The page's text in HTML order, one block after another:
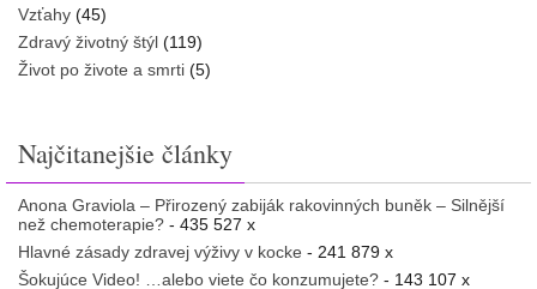
Vzťahy (45)
Zdravý životný štýl (119)
Život po živote a smrti (5)
Najčitanejšie články
Anona Graviola – Přirozený zabiják rakovinných buněk – Silnější
než chemoterapie? - 435 527 x
Hlavné zásady zdravej výživy v kocke - 241 879 x
Šokujúce Video! …alebo viete čo konzumujete? - 143 107 x